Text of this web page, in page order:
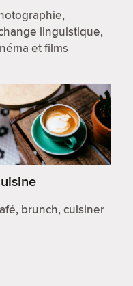
linguistique,
et films
brunch, cuisiner